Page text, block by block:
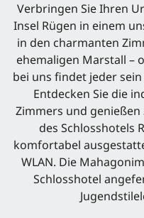
Verbringen Sie Ihren
Insel Rügen in einem
in den charmanten
ehemaligen Marstall –
bei uns findet jeder
Entdecken Sie die
Zimmers und
des Schlosshotels
komfortabel
WLAN. Die
Schlosshotel